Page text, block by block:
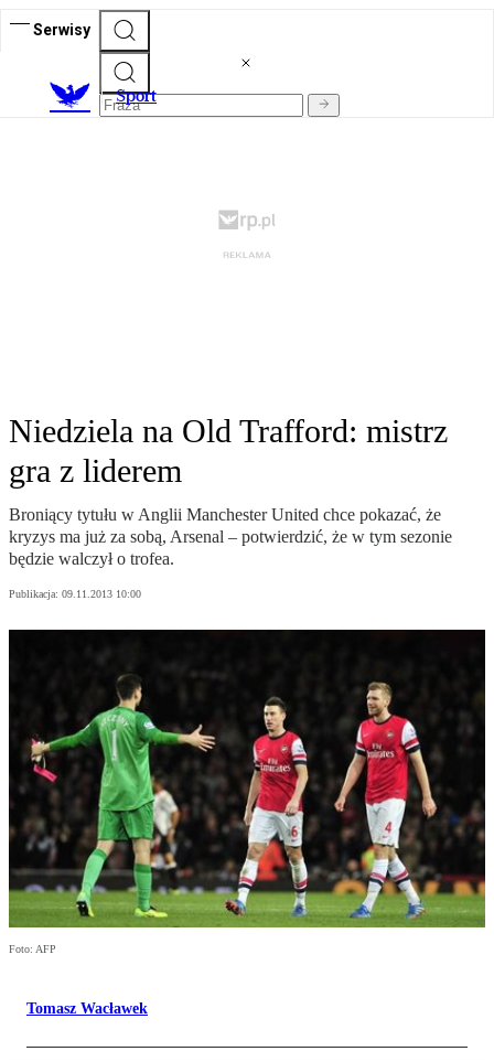
Serwisy
Sport
Niedziela na Old Trafford: mistrz
gra z liderem
Broniący tytułu w Anglii Manchester United chce pokazać, że
kryzys ma już za sobą, Arsenal – potwierdzić, że w tym sezonie
będzie walczył o trofea.
Publikacja: 09.11.2013 10:00
Foto: AFP
Tomasz Wacławek